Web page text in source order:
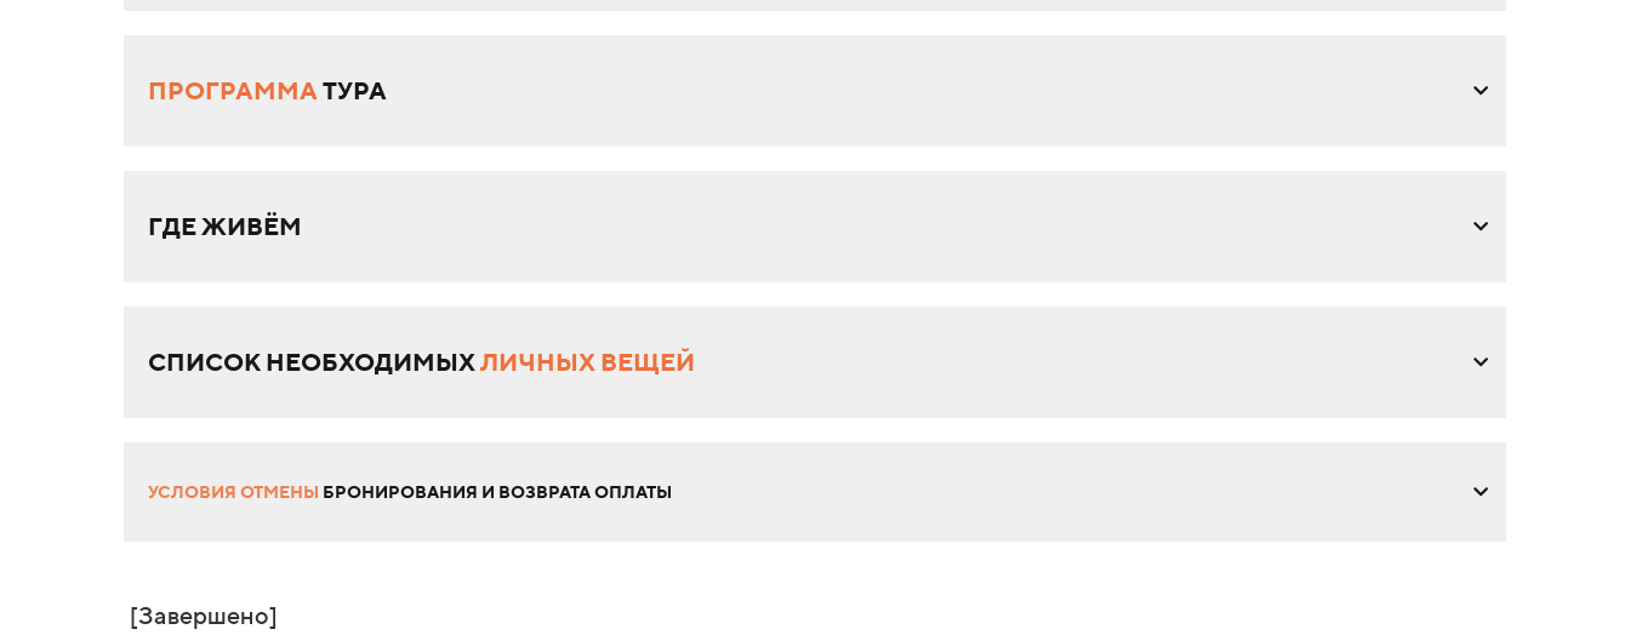
ПРОГРАММА ТУРА
ГДЕ ЖИВЁМ
СПИСОК НЕОБХОДИМЫХЛИЧНЫХ ВЕЩЕЙ
УСЛОВИЯ ОТМЕНЫ БРОНИРОВАНИЯ И ВОЗВРАТА ОПЛАТЫ
[Завершено]